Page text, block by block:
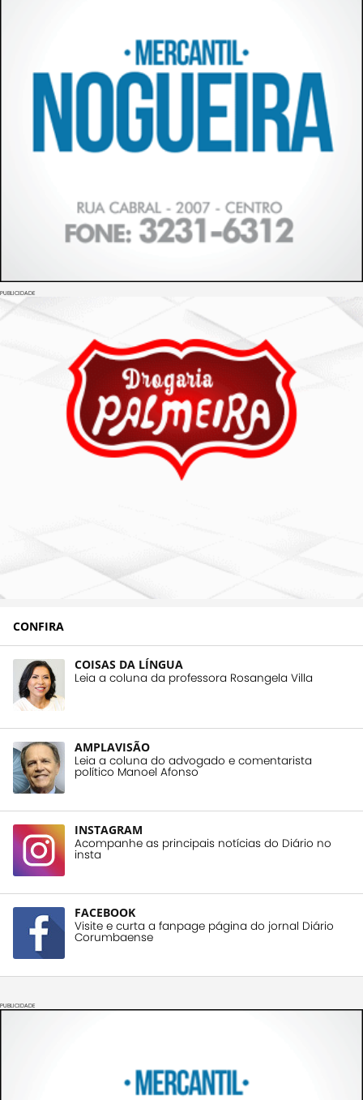
PUBLICIDADE
CONFIRA
COISAS DA LÍNGUA
Leia a coluna da professora Rosangela Villa
AMPLAVISÃO
Leia a coluna do advogado e comentarista
político Manoel Afonso
INSTAGRAM
Acompanhe as principais notícias do Diário no
insta
FACEBOOK
Visite e curta a fanpage página do jornal Diário
Corumbaense
PUBLICIDADE